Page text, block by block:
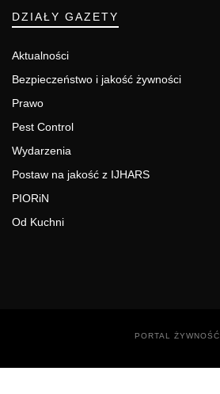
DZIAŁY GAZETY
Aktualności
Bezpieczeństwo i jakość żywności
Prawo
Pest Control
Wydarzenia
Postaw na jakość z IJHARS
PIORiN
Od Kuchni
PORTAL ŻYWNOŚĆ